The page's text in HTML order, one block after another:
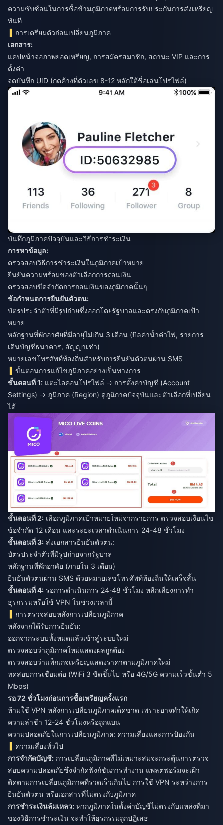
ความซับซ้อนในการซื้อข้ามภูมิภาคพร้อมการรับประกันการส่งเหรียญ
ทันที
การเตรียมตัวก่อนเปลี่ยนภูมิภาค
เอกสาร:
แคปหน้าจอภาพยอดเหรียญ, การสมัครสมาชิก, สถานะ VIP และการ
ตั้งค่า
จดบันทึก UID (กดค้างที่ตัวเลข 8-12 หลักใต้ชื่อเล่นโปรไฟล์)
บันทึกภูมิภาคปัจจุบันและวิธีการชำระเงิน
การหาข้อมูล:
ตรวจสอบวิธีการชำระเงินในภูมิภาคเป้าหมาย
ยืนยันความพร้อมของตัวเลือกการถอนเงิน
ตรวจสอบขีดจำกัดการถอนเงินของภูมิภาคนั้นๆ
ข้อกำหนดการยืนยันตัวตน:
บัตรประจำตัวที่มีรูปถ่ายซึ่งออกโดยรัฐบาลและตรงกับภูมิภาคเป้า
หมาย
หลักฐานที่พักอาศัยที่มีอายุไม่เกิน 3 เดือน (บิลค่าน้ำค่าไฟ, รายการ
เดินบัญชีธนาคาร, สัญญาเช่า)
หมายเลขโทรศัพท์ท้องถิ่นสำหรับการยืนยันตัวตนผ่าน SMS
ขั้นตอนการแก้ไขภูมิภาคอย่างเป็นทางการ
ขั้นตอนที่ 1: แตะไอคอนโปรไฟล์ → การตั้งค่าบัญชี (Account
Settings) → ภูมิภาค (Region) ดูภูมิภาคปัจจุบันและตัวเลือกที่เปลี่ยน
ได้
ขั้นตอนที่ 2: เลือกภูมิภาคเป้าหมายใหม่จากรายการ ตรวจสอบเงื่อนไข
ข้อจำกัด 12 เดือน และระยะเวลาดำเนินการ 24-48 ชั่วโมง
ขั้นตอนที่ 3: ส่งเอกสารยืนยันตัวตน:
บัตรประจำตัวที่มีรูปถ่ายจากรัฐบาล
หลักฐานที่พักอาศัย (ภายใน 3 เดือน)
ยืนยันตัวตนผ่าน SMS ด้วยหมายเลขโทรศัพท์ท้องถิ่นให้เสร็จสิ้น
ขั้นตอนที่ 4: รอการดำเนินการ 24-48 ชั่วโมง หลีกเลี่ยงการทำ
ธุรกรรมหรือใช้ VPN ในช่วงเวลานี้
การตรวจสอบหลังการเปลี่ยนภูมิภาค
หลังจากได้รับการยืนยัน:
ออกจากระบบทั้งหมดแล้วเข้าสู่ระบบใหม่
ตรวจสอบว่าภูมิภาคใหม่แสดงผลถูกต้อง
ตรวจสอบว่าแพ็กเกจเหรียญแสดงราคาตามภูมิภาคใหม่
ทดสอบการเชื่อมต่อ (WiFi 3 ขีดขึ้นไป หรือ 4G/5G ความเร็วขั้นต่ำ 5
Mbps)
รอ 72 ชั่วโมงก่อนการซื้อเหรียญครั้งแรก
ห้ามใช้ VPN หลังการเปลี่ยนภูมิภาคเด็ดขาด เพราะอาจทำให้เกิด
ความล่าช้า 12-24 ชั่วโมงหรือถูกแบน
ความปลอดภัยในการเปลี่ยนภูมิภาค: ความเสี่ยงและการป้องกัน
ความเสี่ยงทั่วไป
การจำกัดบัญชี: การเปลี่ยนภูมิภาคที่ไม่เหมาะสมจะกระตุ้นการตรวจ
สอบความปลอดภัยซึ่งจำกัดฟังก์ชันการทำงาน แพลตฟอร์มจะเฝ้า
ติดตามการเปลี่ยนภูมิภาคที่รวดเร็วเกินไป การใช้ VPN ระหว่างการ
ยืนยันตัวตน หรือเอกสารที่ไม่ตรงกับภูมิภาค
การชำระเงินล้มเหลว: หากภูมิภาคในตั้งค่าบัญชีไม่ตรงกับแหล่งที่มา
ของวิธีการชำระเงิน จะทำให้ธุรกรรมถูกปฏิเสธ